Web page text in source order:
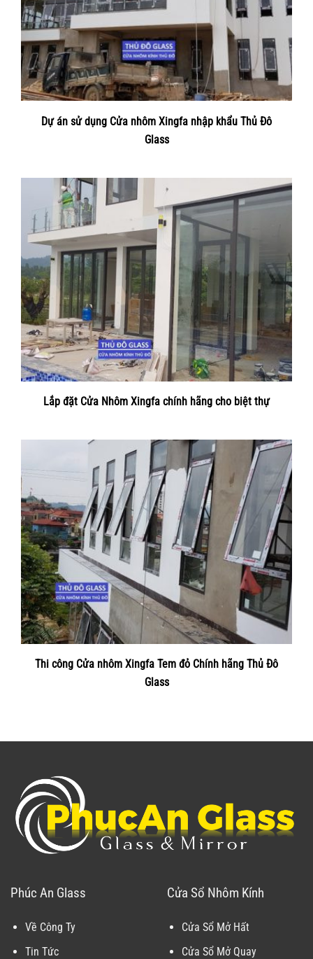
Dự án sử dụng Cửa nhôm Xingfa nhập khẩu Thủ Đô
Glass
Lắp đặt Cửa Nhôm Xingfa chính hãng cho biệt thự
Thi công Cửa nhôm Xingfa Tem đỏ Chính hãng Thủ Đô
Glass
Phúc An Glass
Về Công Ty
Tin Tức
Cửa Sổ Nhôm Kính
Cửa Sổ Mở Hất
Cửa Sổ Mở Quay